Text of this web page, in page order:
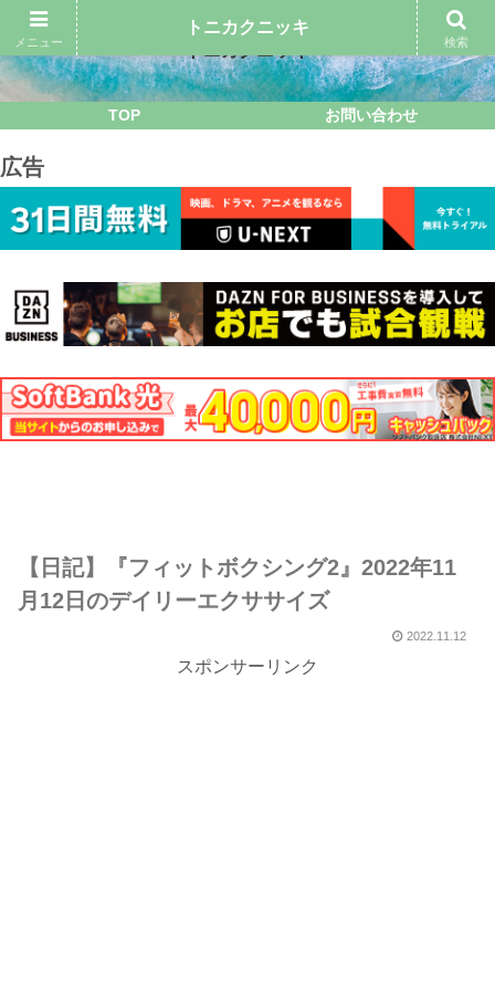
TOP お問い合わせ
広告
【日記】『フィットボクシング2』2022年11
月12日のデイリーエクササイズ
2022.11.12
スポンサーリンク
メニュー
トニカクニッキ
検索